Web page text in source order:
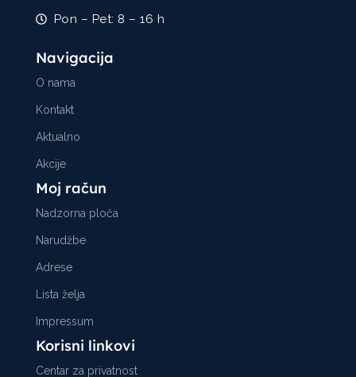
Pon – Pet: 8 – 16 h
Navigacija
O nama
Kontakt
Aktualno
Akcije
Moj račun
Nadzorna ploča
Narudžbe
Adrese
Lista želja
Impressum
Korisni linkovi
Centar za privatnost